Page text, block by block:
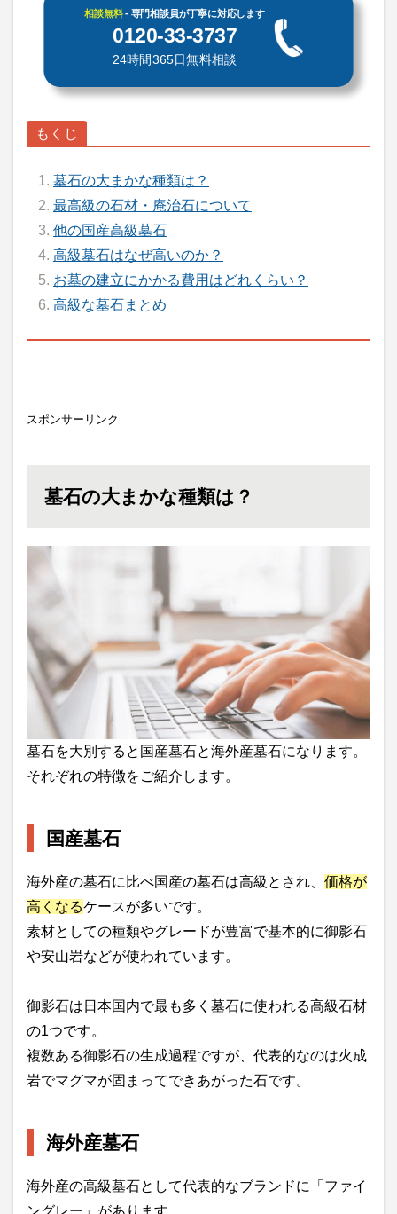
相談無料- 専門相談員が丁寧に対応します
0120-33-3737
24時間365日無料相談
墓石の大まかな種類は？
最高級の石材・庵治石について
他の国産高級墓石
高級墓石はなぜ高いのか？
お墓の建立にかかる費用はどれくらい？
高級な墓石まとめ
スポンサーリンク
墓石の大まかな種類は？
墓石を大別すると国産墓石と海外産墓石になります。
それぞれの特徴をご紹介します。
国産墓石
海外産の墓石に比べ国産の墓石は高級とされ、 価格が
高くなるケースが多いです。
素材としての種類やグレードが豊富で基本的に御影石
や安山岩などが使われています。
御影石は日本国内で最も多く墓石に使われる高級石材
の1つです。
複数ある御影石の生成過程ですが、代表的なのは火成
岩でマグマが固まってできあがった石です。
海外産墓石
海外産の高級墓石として代表的なブランドに「ファイ
ングレー」があります。